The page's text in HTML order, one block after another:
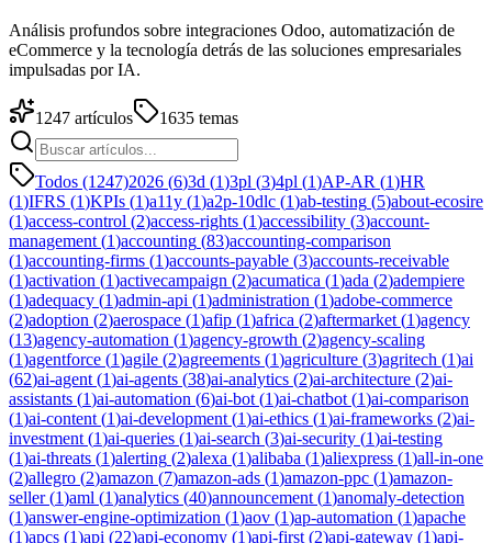
Análisis profundos sobre integraciones Odoo, automatización de
eCommerce y la tecnología detrás de las soluciones empresariales
impulsadas por IA.
1247 artículos 1635 temas
Todos (1247)2026 (6)3d (1)3pl (3)4pl (1)AP-AR (1)HR
(1)IFRS (1)KPIs (1)a11y (1)a2p-10dlc (1)ab-testing (5)about-ecosire
(1)access-control (2)access-rights (1)accessibility (3)account-
management (1)accounting (83)accounting-comparison
(1)accounting-firms (1)accounts-payable (3)accounts-receivable
(1)activation (1)activecampaign (2)acumatica (1)ada (2)adempiere
(1)adequacy (1)admin-api (1)administration (1)adobe-commerce
(2)adoption (2)aerospace (1)afip (1)africa (2)aftermarket (1)agency
(13)agency-automation (1)agency-growth (2)agency-scaling
(1)agentforce (1)agile (2)agreements (1)agriculture (3)agritech (1)ai
(62)ai-agent (1)ai-agents (38)ai-analytics (2)ai-architecture (2)ai-
assistants (1)ai-automation (6)ai-bot (1)ai-chatbot (1)ai-comparison
(1)ai-content (1)ai-development (1)ai-ethics (1)ai-frameworks (2)ai-
investment (1)ai-queries (1)ai-search (3)ai-security (1)ai-testing
(1)ai-threats (1)alerting (2)alexa (1)alibaba (1)aliexpress (1)all-in-one
(2)allegro (2)amazon (7)amazon-ads (1)amazon-ppc (1)amazon-
seller(1)aml (1)analytics (40)announcement (1)anomaly-detection
(1)answer-engine-optimization (1)aov (1)ap-automation (1)apache
(1)apcs (1)api (22)api-economy (1)api-first (2)api-gateway (1)api-